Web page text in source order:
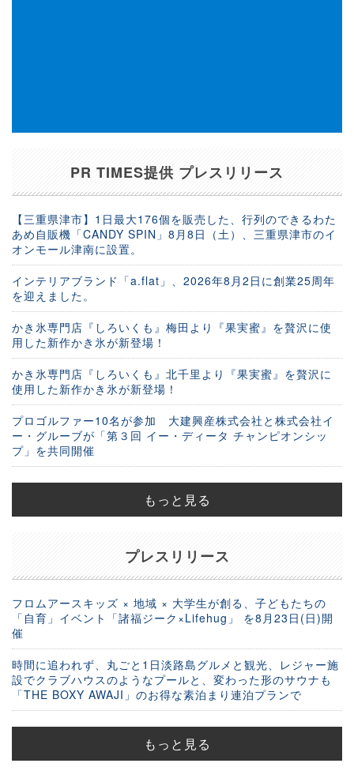
PR TIMES提供 プレスリリース
【三重県津市】1日最大176個を販売した、行列のできるわた
あめ自販機「CANDY SPIN」8月8日（土）、三重県津市のイ
オンモール津南に設置。
インテリアブランド「a.flat」、2026年8月2日に創業25周年
を迎えました。
かき氷専門店『しろいくも』梅田より『果実蜜』を贅沢に使
用した新作かき氷が新登場！
かき氷専門店『しろいくも』北千里より『果実蜜』を贅沢に
使用した新作かき氷が新登場！
プロゴルファー10名が参加 大建興産株式会社と株式会社イ
ー・グルーブが「第３回 イー・ディータ チャンピオンシッ
プ」を共同開催
もっと見る
プレスリリース
フロムアースキッズ × 地域 × 大学生が創る、子どもたちの
「自育」イベント「諸福ジーク×Lifehug」 を8月23日(日)開
催
時間に追われず、丸ごと1日淡路島グルメと観光、レジャー施
設でクラブハウスのようなプールと、変わった形のサウナも
「THE BOXY AWAJI」のお得な素泊まり連泊プランで
もっと見る